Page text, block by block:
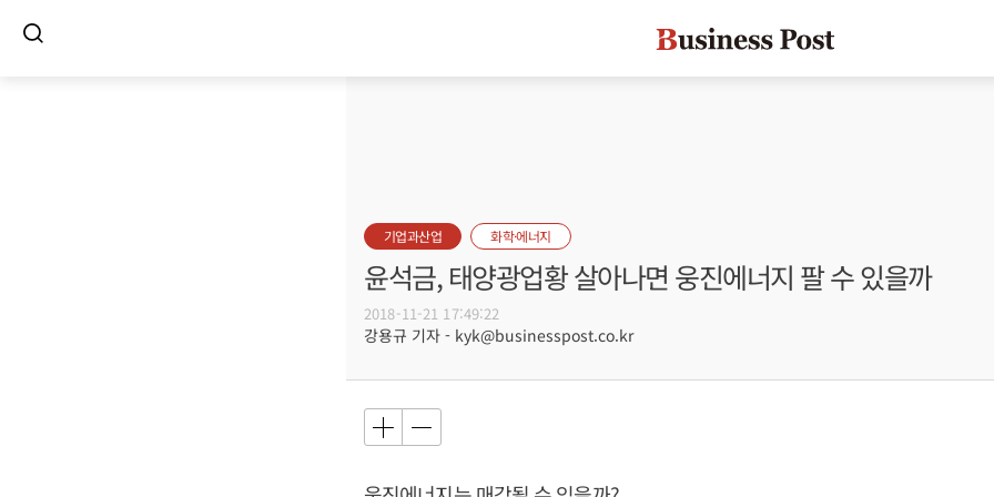
기업과산업 화학·에너지
윤석금, 태양광업황 살아나면 웅진에너지 팔 수 있을까
2018-11-21 17:49:22
강용규 기자 - kyk@businesspost.co.kr